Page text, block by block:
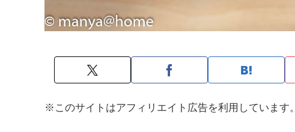
※このサイトはアフィリエイト広告を利用しています。